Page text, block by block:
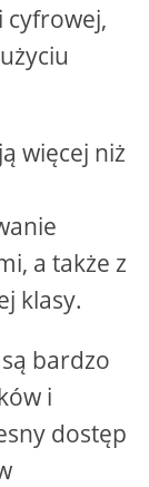
cyfrowej,
więcej niż
a także z
klasy.
bardzo
i
dostęp